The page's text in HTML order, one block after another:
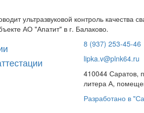
ультразвуковой контроль
АО "Апатит" в г. Балаково.
8 (937) 253-45-46
lipka.v@plnk64.ru
410044 Саратов,
литера А,
Разработано в